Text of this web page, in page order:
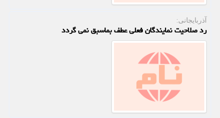
آذربایجانی:
رد صلاحیت نمایندگان فعلی عطف بماسبق نمی گردد